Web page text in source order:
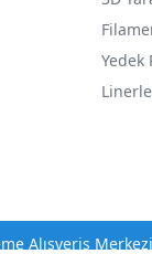
Yedek
Alışveriş